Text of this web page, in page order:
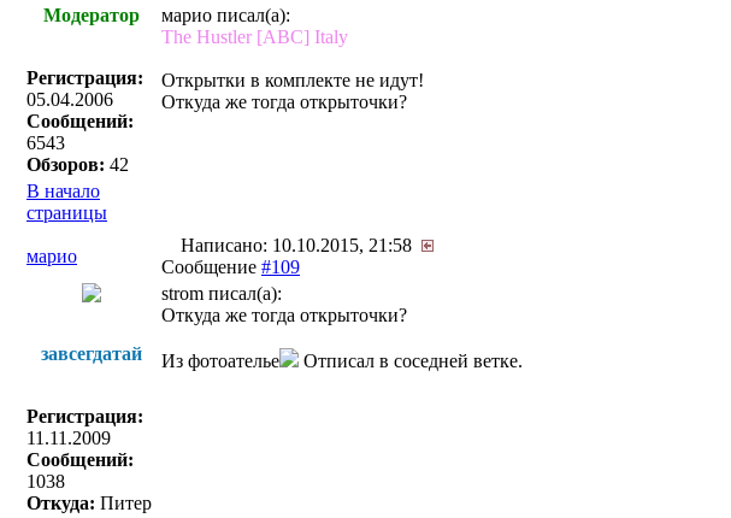
Модератор
Регистрация:
05.04.2006
Сообщений:
6543
Обзоров: 42
марио писал(a):
The Hustler [ABC] Italy
Открытки в комплекте не идут!
Откуда же тогда открыточки?
В начало
страницы
марио
Написано: 10.10.2015, 21:58
Сообщение #109
завсегдатай
Регистрация:
11.11.2009
Сообщений:
1038
Откуда: Питер
strom писал(a):
Откуда же тогда открыточки?
Из фотоателье Отписал в соседней ветке.